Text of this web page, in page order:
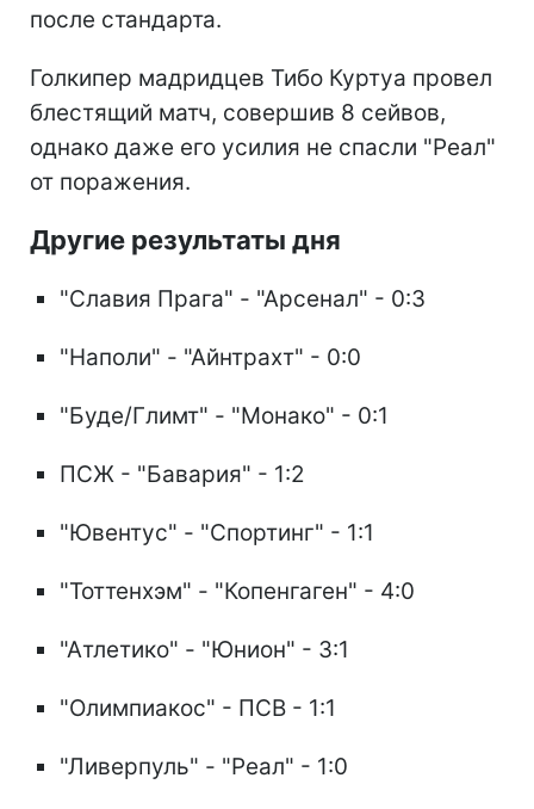
после стандарта.
Голкипер мадридцев Тибо Куртуа провел
блестящий матч, совершив 8 сейвов,
однако даже его усилия не спасли "Реал"
от поражения.
Другие результаты дня
"Славия Прага" - "Арсенал" - 0:3
"Наполи" - "Айнтрахт" - 0:0
"Буде/Глимт" - "Монако" - 0:1
ПСЖ - "Бавария" - 1:2
"Ювентус" - "Спортинг" - 1:1
"Тоттенхэм" - "Копенгаген" - 4:0
"Атлетико" - "Юнион" - 3:1
"Олимпиакос" - ПСВ - 1:1
"Ливерпуль" - "Реал" - 1:0